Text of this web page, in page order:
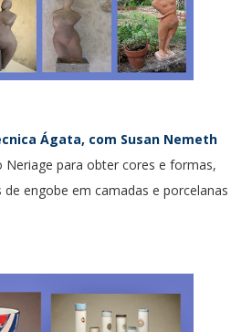
Ágata, com Susan Nemeth
Neriage para obter cores e formas,
engobe em camadas e porcelanas